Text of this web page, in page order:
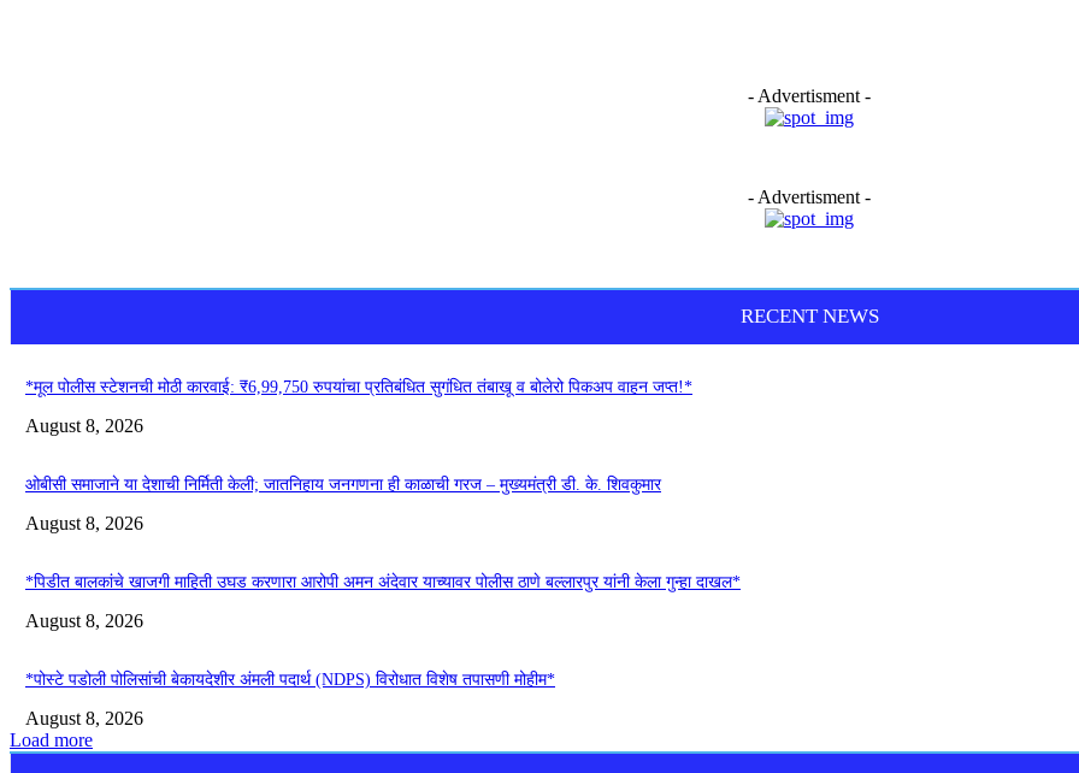
- Advertisment -
- Advertisment -
RECENT NEWS
*मूल पोलीस स्टेशनची मोठी कारवाई: ₹6,99,750 रुपयांचा प्रतिबंधित सुगंधित तंबाखू व बोलेरो पिकअप वाहन जप्त!*
August 8, 2026
ओबीसी समाजाने या देशाची निर्मिती केली; जातनिहाय जनगणना ही काळाची गरज – मुख्यमंत्री डी. के. शिवकुमार
August 8, 2026
*पिडीत बालकांचे खाजगी माहिती उघड करणारा आरोपी अमन अंदेवार याच्यावर पोलीस ठाणे बल्लारपुर यांनी केला गुन्हा दाखल*
August 8, 2026
*पोस्टे पडोली पोलिसांची बेकायदेशीर अंमली पदार्थ (NDPS) विरोधात विशेष तपासणी मोहीम*
August 8, 2026
Load more